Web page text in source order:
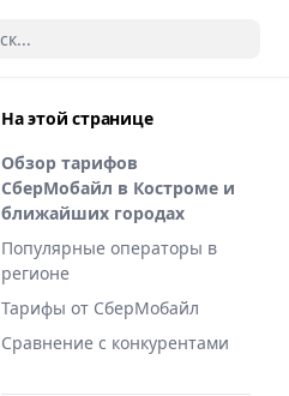
На этой странице
Обзор тарифов
СберМобайл в Костроме и
ближайших городах
Популярные операторы в
регионе
Тарифы от СберМобайл
Сравнение с конкурентами